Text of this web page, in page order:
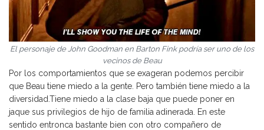
El personaje de John Goodman en Barton Fink podría ser uno de los
vecinos de Beau
Por los comportamientos que se exageran podemos percibir
que Beau tiene miedo a la gente. Pero también tiene miedo a la
diversidad.Tiene miedo a la clase baja que puede poner en
jaque sus privilegios de hijo de familia adinerada. En este
sentido entronca bastante bien con otro compañero de